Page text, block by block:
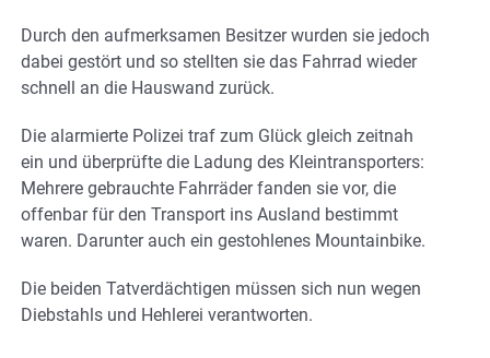
Durch den aufmerksamen Besitzer wurden sie jedoch
dabei gestört und so stellten sie das Fahrrad wieder
schnell an die Hauswand zurück.
Die alarmierte Polizei traf zum Glück gleich zeitnah
ein und überprüfte die Ladung des Kleintransporters:
Mehrere gebrauchte Fahrräder fanden sie vor, die
offenbar für den Transport ins Ausland bestimmt
waren. Darunter auch ein gestohlenes Mountainbike.
Die beiden Tatverdächtigen müssen sich nun wegen
Diebstahls und Hehlerei verantworten.